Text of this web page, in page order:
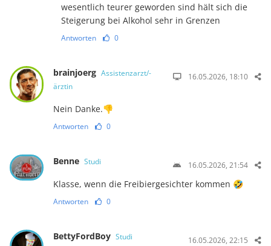
wesentlich teurer geworden sind hält sich die
Steigerung bei Alkohol sehr in Grenzen
Antworten 0
brainjoerg Assistenzarzt/-
ärztin
16.05.2026, 18:10
Nein Danke.👎
Antworten 0
Benne Studi 16.05.2026, 21:54
Klasse, wenn die Freibiergesichter kommen 🤣
Antworten 0
BettyFordBoy Studi 16.05.2026, 22:15